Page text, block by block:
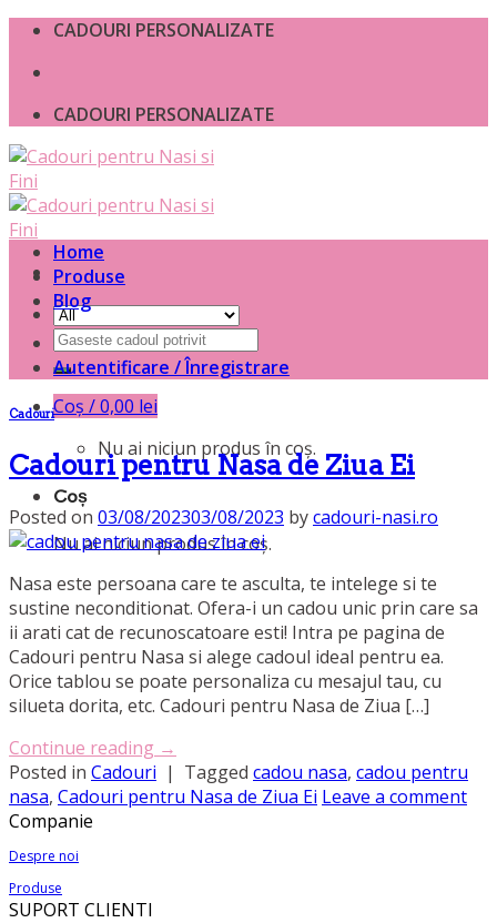
Skip
content
CADOURI PERSONALIZATE
CADOURI PERSONALIZATE
Caută
după:
Coș /0,00 lei
Nu ai niciun produs în coș.
Coș
Nu ai niciun produs în coș.
Home
Produse
Blog
Autentificare / Înregistrare
Cadouri
Cadouri pentru Nasa de Ziua Ei
Posted on 03/08/202303/08/2023 bycadouri-nasi.ro
Nasa este persoana care te asculta, te intelege si te
sustine neconditionat. Ofera-i un cadou unic prin care sa
ii arati cat de recunoscatoare esti! Intra pe pagina de
Cadouri pentru Nasa si alege cadoul ideal pentru ea.
Orice tablou se poate personaliza cu mesajul tau, cu
silueta dorita, etc. Cadouri pentru Nasa de Ziua […]
Continue reading →
Posted in Cadouri | Tagged cadou nasa, cadou pentru
nasa, Cadouri pentru Nasa de Ziua Ei Leave a comment
Companie
Despre noi
Produse
SUPORT CLIENTI